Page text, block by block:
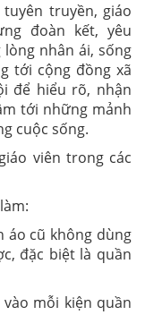
truyền, giáo
đoàn kết, yêu
nhân ái, sống
tới cộng đồng xã
để hiểu rõ, nhận
tới những mảnh
cuộc sống.
viên trong các
áo cũ không dùng
đặc biệt là quần
mỗi kiện quần